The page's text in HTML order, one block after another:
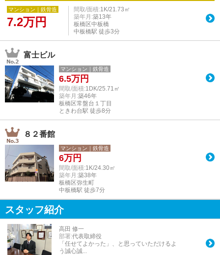
マンション｜鉄骨造
7.2万円
間取/面積:1K/21.73㎡
築年月:築13年
板橋区中板橋
中板橋駅 徒歩3分
富士ビル
マンション｜鉄骨造
6.5万円
間取/面積:1DK/25.71㎡
築年月:築46年
板橋区常盤台１丁目
ときわ台駅 徒歩8分
８２番館
マンション｜鉄骨造
6万円
間取/面積:1K/24.30㎡
築年月:築38年
板橋区弥生町
中板橋駅 徒歩7分
スタッフ紹介
高田 修一
部署:代表取締役
「任せてよかった」、と思っていただけるよ
う誠心誠...